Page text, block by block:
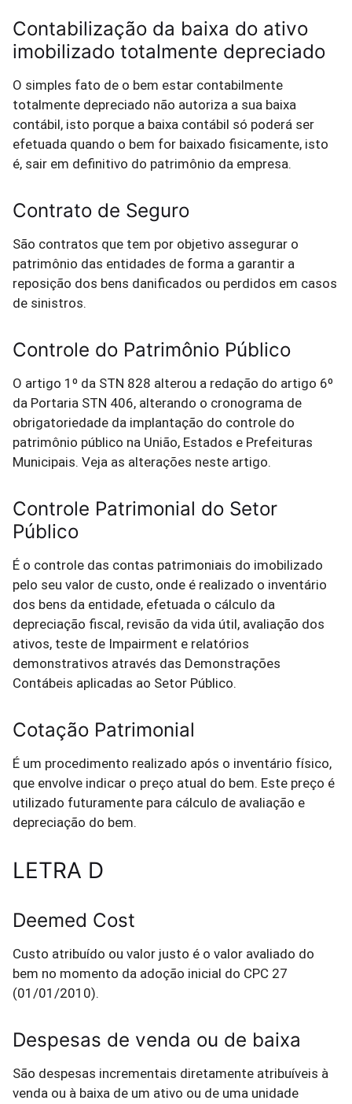
Contabilização da baixa do ativo
imobilizado totalmente depreciado
O simples fato de o bem estar contabilmente
totalmente depreciado não autoriza a sua baixa
contábil, isto porque a baixa contábil só poderá ser
efetuada quando o bem for baixado fisicamente, isto
é, sair em definitivo do patrimônio da empresa.
Contrato de Seguro
São contratos que tem por objetivo assegurar o
patrimônio das entidades de forma a garantir a
reposição dos bens danificados ou perdidos em casos
de sinistros.
Controle do Patrimônio Público
O artigo 1º da STN 828 alterou a redação do artigo 6º
da Portaria STN 406, alterando o cronograma de
obrigatoriedade da implantação do controle do
patrimônio público na União, Estados e Prefeituras
Municipais. Veja as alterações neste artigo.
Controle Patrimonial do Setor
Público
É o controle das contas patrimoniais do imobilizado
pelo seu valor de custo, onde é realizado o inventário
dos bens da entidade, efetuada o cálculo da
depreciação fiscal, revisão da vida útil, avaliação dos
ativos, teste de Impairment e relatórios
demonstrativos através das Demonstrações
Contábeis aplicadas ao Setor Público.
Cotação Patrimonial
É um procedimento realizado após o inventário físico,
que envolve indicar o preço atual do bem. Este preço é
utilizado futuramente para cálculo de avaliação e
depreciação do bem.
LETRA D
Deemed Cost
Custo atribuído ou valor justo é o valor avaliado do
bem no momento da adoção inicial do CPC 27
(01/01/2010).
Despesas de venda ou de baixa
São despesas incrementais diretamente atribuíveis à
venda ou à baixa de um ativo ou de uma unidade